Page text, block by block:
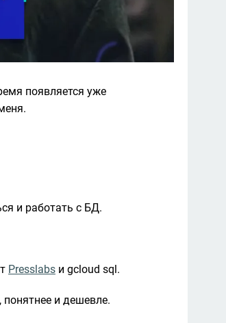
появляется уже
и работать с БД.
Presslabs и gcloud sql.
и дешевле.